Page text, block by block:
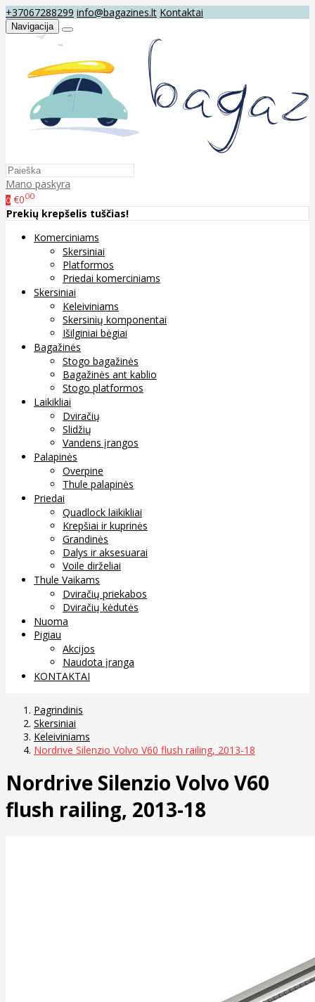
+37067288299 info@bagazines.lt Kontaktai
Navigacija
Mano paskyra
0 €000
Prekių krepšelis tuščias!
Komerciniams
Skersiniai
Platformos
Priedai komerciniams
Skersiniai
Keleiviniams
Skersinių komponentai
Išilginiai bėgiai
Bagažinės
Stogo bagažinės
Bagažinės ant kablio
Stogo platformos
Laikikliai
Dviračių
Slidžių
Vandens įrangos
Palapinės
Overpine
Thule palapinės
Priedai
Quadlock laikikliai
Krepšiai ir kuprinės
Grandinės
Dalys ir aksesuarai
Voile dirželiai
Thule Vaikams
Dviračių priekabos
Dviračių kėdutės
Nuoma
Pigiau
Akcijos
Naudota įranga
KONTAKTAI
Pagrindinis
Skersiniai
Keleiviniams
Nordrive Silenzio Volvo V60 flush railing, 2013-18
Nordrive Silenzio Volvo V60
flush railing, 2013-18